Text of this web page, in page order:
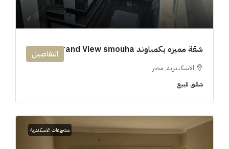
شقة مميزه بكمباوند 194m Grand View smouha
الاسكندرية, مصر
شقق للبيع
التفاصيل
مشروعات الاسكندرية